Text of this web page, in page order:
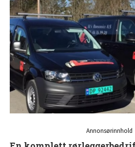
Annonsørinnhold